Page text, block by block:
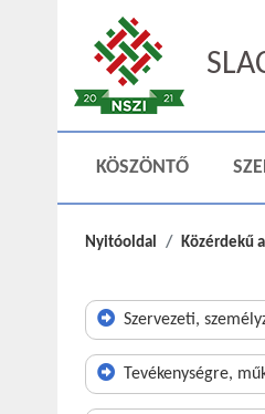
KÖSZÖNTŐ
Nyitóoldal Közérdekű
Szervezeti,
Tevékenységre,